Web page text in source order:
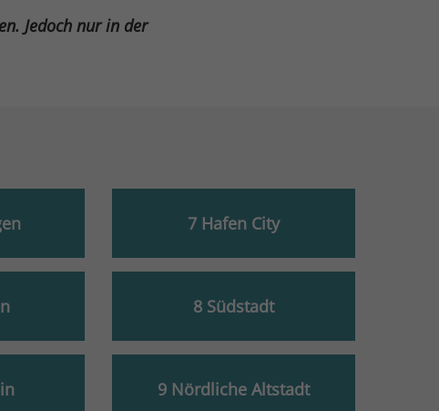
Jedoch nur in der
7 Hafen City
8 Südstadt
9 Nördliche Altstadt